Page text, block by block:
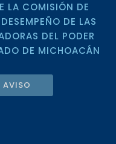
LA COMISIÓN DE
DE LAS
DEL PODER
DE MICHOACÁN
AVISO